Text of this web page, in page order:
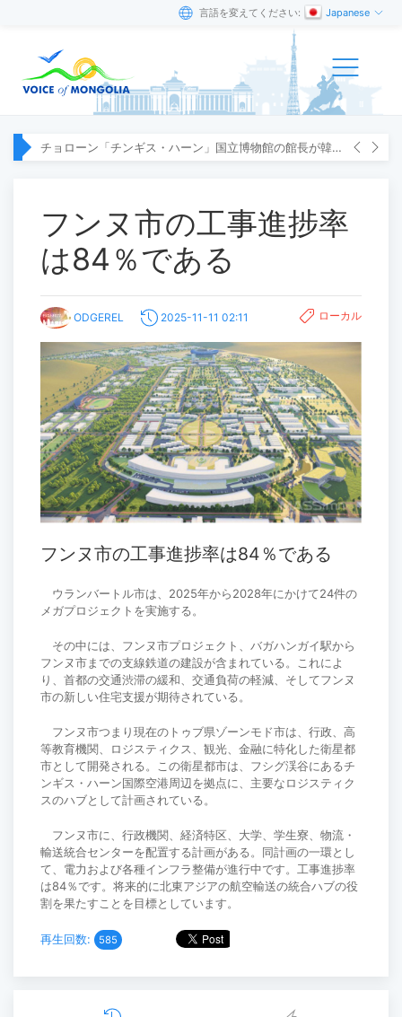
言語を変えてください: Japanese
チョローン「チンギス・ハーン」国立博物館の館長が韓国へ出張
フンヌ市の工事進捗率
は84％である
ODGEREL 2025-11-11 02:11 ローカル
フンヌ市の工事進捗率は84％である
ウランバートル市は、2025年から2028年にかけて24件の
メガプロジェクトを実施する。
その中には、フンヌ市プロジェクト、バガハンガイ駅から
フンヌ市までの支線鉄道の建設が含まれている。これによ
り、首都の交通渋滞の緩和、交通負荷の軽減、そしてフンヌ
市の新しい住宅支援が期待されている。
フンヌ市つまり現在のトゥブ県ゾーンモド市は、行政、高
等教育機関、ロジスティクス、観光、金融に特化した衛星都
市として開発される。この衛星都市は、フシグ渓谷にあるチ
ンギス・ハーン国際空港周辺を拠点に、主要なロジスティク
スのハブとして計画されている。
フンヌ市に、行政機関、経済特区、大学、学生寮、物流・
輸送統合センターを配置する計画がある。同計画の一環とし
て、電力および各種インフラ整備が進行中です。工事進捗率
は84％です。将来的に北東アジアの航空輸送の統合ハブの役
割を果たすことを目標としています。
再生回数: 585